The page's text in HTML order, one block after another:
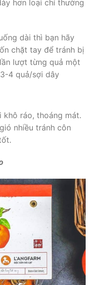
hơn loại chỉ thường
dài thì bạn hãy
chặt tay để tránh bị
lượt từng quả một
4 quả/sợi dây
khô ráo, thoáng mát.
nhiều tránh côn